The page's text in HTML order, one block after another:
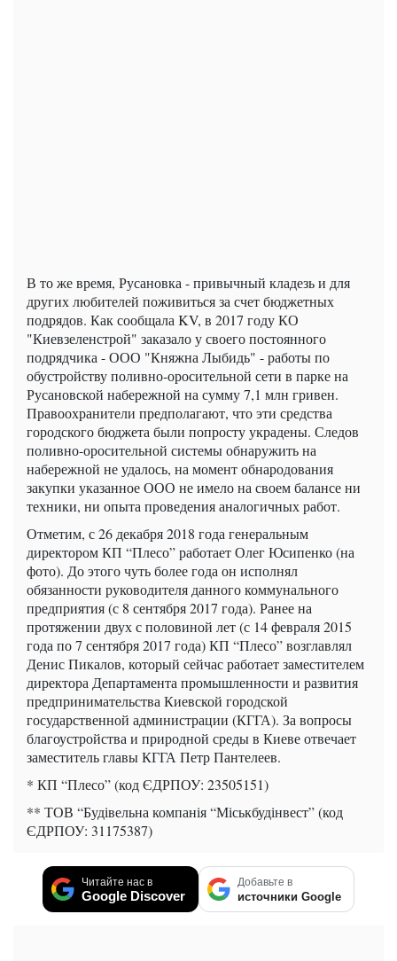
В то же время, Русановка - привычный кладезь и для
других любителей поживиться за счет бюджетных
подрядов. Как сообщала KV, в 2017 году КО
"Киевзеленстрой" заказало у своего постоянного
подрядчика - ООО "Княжна Лыбидь" - работы по
обустройству поливно-оросительной сети в парке на
Русановской набережной на сумму 7,1 млн гривен.
Правоохранители предполагают, что эти средства
городского бюджета были попросту украдены. Следов
поливно-оросительной системы обнаружить на
набережной не удалось, на момент обнародования
закупки указанное ООО не имело на своем балансе ни
техники, ни опыта проведения аналогичных работ.
Отметим, с 26 декабря 2018 года генеральным
директором КП “Плесо” работает Олег Юсипенко (на
фото). До этого чуть более года он исполнял
обязанности руководителя данного коммунального
предприятия (с 8 сентября 2017 года). Ранее на
протяжении двух с половиной лет (с 14 февраля 2015
года по 7 сентября 2017 года) КП “Плесо” возглавлял
Денис Пикалов, который сейчас работает заместителем
директора Департамента промышленности и развития
предпринимательства Киевской городской
государственной администрации (КГГА). За вопросы
благоустройства и природной среды в Киеве отвечает
заместитель главы КГГА Петр Пантелеев.
* КП “Плесо” (код ЄДРПОУ: 23505151)
** ТОВ “Будівельна компанія “Міськбудінвест” (код
ЄДРПОУ: 31175387)
Читайте нас в
Google Discover
Добавьте в
источники Google